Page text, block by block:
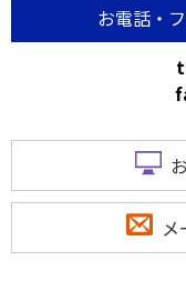
お電話・
メ